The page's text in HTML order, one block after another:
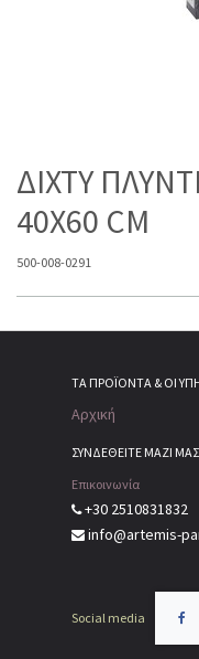
ΔΙΧΤΥ
40Χ60 CM
500-008-0291
ΤΑ ΠΡΟΪΌΝΤΑ & ΟΙ
Αρχική
ΣΥΝΔΕΘΕΙΤΕ ΜΑΖΙ ΜΑΣ
Επικοινωνία
+30 2510831832
info@artemis-
Social media